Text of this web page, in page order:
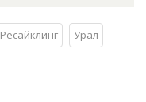
Ресайклинг
Урал